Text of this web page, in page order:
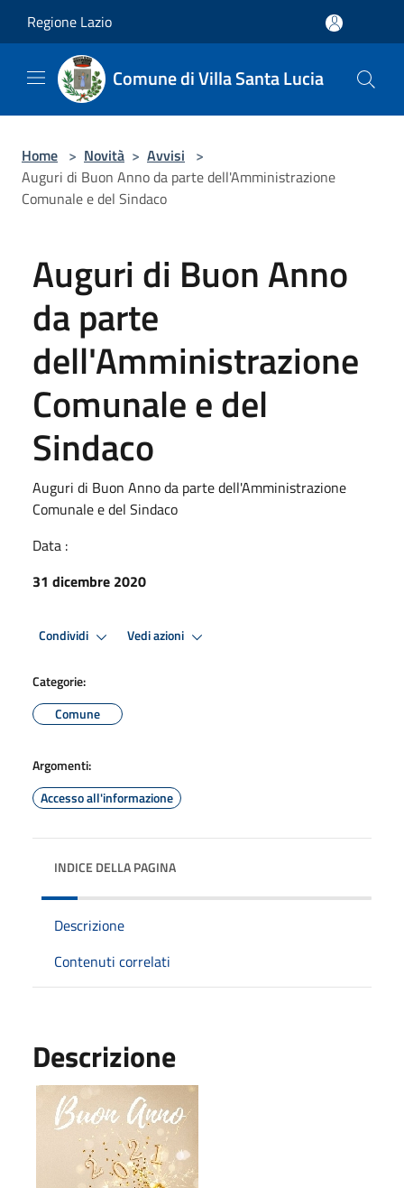
Regione Lazio
Comune di Villa Santa Lucia
Home > Novità > Avvisi >
Auguri di Buon Anno da parte dell'Amministrazione
Comunale e del Sindaco
Auguri di Buon Anno
da parte
dell'Amministrazione
Comunale e del
Sindaco
Auguri di Buon Anno da parte dell'Amministrazione
Comunale e del Sindaco
Data :
31 dicembre 2020
Condividi Vedi azioni
Categorie:
Comune
Argomenti:
Accesso all'informazione
INDICE DELLA PAGINA
Descrizione
Contenuti correlati
Descrizione